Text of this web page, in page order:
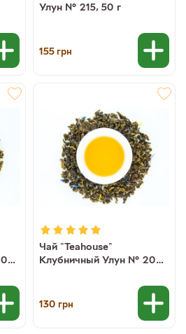
Улун № 215, 50 г
155грн
Чай "Teahouse"
Клубничный Улун № 208,
130 грн